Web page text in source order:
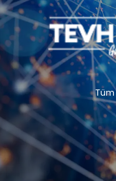
Tüm